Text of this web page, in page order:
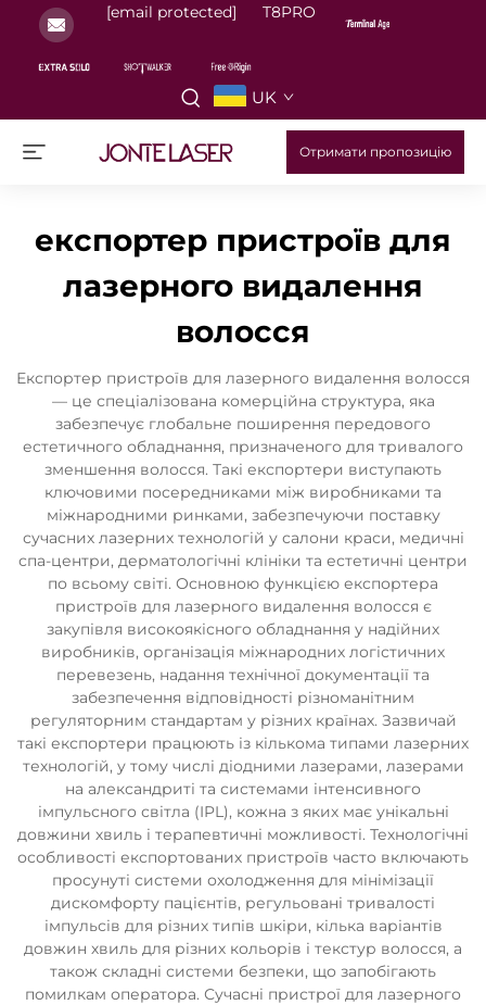
[email protected] T8PRO
UK
Отримати пропозицію
експортер пристроїв для
лазерного видалення
волосся
Експортер пристроїв для лазерного видалення волосся
— це спеціалізована комерційна структура, яка
забезпечує глобальне поширення передового
естетичного обладнання, призначеного для тривалого
зменшення волосся. Такі експортери виступають
ключовими посередниками між виробниками та
міжнародними ринками, забезпечуючи поставку
сучасних лазерних технологій у салони краси, медичні
спа-центри, дерматологічні клініки та естетичні центри
по всьому світі. Основною функцією експортера
пристроїв для лазерного видалення волосся є
закупівля високоякісного обладнання у надійних
виробників, організація міжнародних логістичних
перевезень, надання технічної документації та
забезпечення відповідності різноманітним
регуляторним стандартам у різних країнах. Зазвичай
такі експортери працюють із кількома типами лазерних
технологій, у тому числі діодними лазерами, лазерами
на александриті та системами інтенсивного
імпульсного світла (IPL), кожна з яких має унікальні
довжини хвиль і терапевтичні можливості. Технологічні
особливості експортованих пристроїв часто включають
просунуті системи охолодження для мінімізації
дискомфорту пацієнтів, регульовані тривалості
імпульсів для різних типів шкіри, кілька варіантів
довжин хвиль для різних кольорів і текстур волосся, а
також складні системи безпеки, що запобігають
помилкам оператора. Сучасні пристрої для лазерного